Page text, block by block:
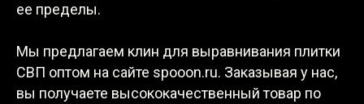
ее пределы.
Мы предлагаем клин для выравнивания плитки
СВП оптом на сайте spooon.ru. Заказывая у нас,
вы получаете высококачественный товар по